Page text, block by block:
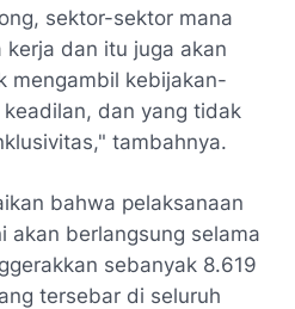
sektor-sektor mana
dan itu juga akan
mengambil kebijakan-
dan yang tidak
tambahnya.
bahwa pelaksanaan
akan berlangsung selama
sebanyak 8.619
tersebar di seluruh